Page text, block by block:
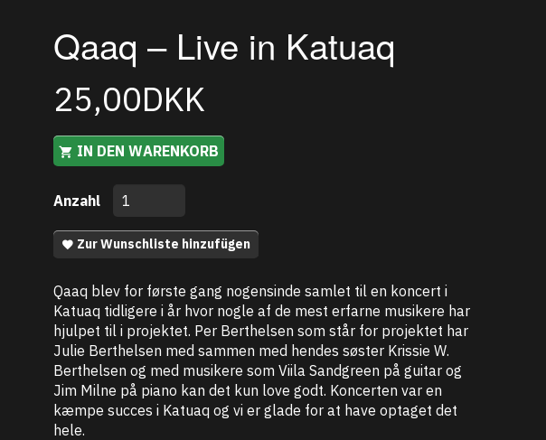
Qaaq – Live in Katuaq
25,00DKK
IN DEN WARENKORB
Anzahl
Zur Wunschliste hinzufügen
Qaaq blev for første gang nogensinde samlet til en koncert i
Katuaq tidligere i år hvor nogle af de mest erfarne musikere har
hjulpet til i projektet. Per Berthelsen som står for projektet har
Julie Berthelsen med sammen med hendes søster Krissie W.
Berthelsen og med musikere som Viila Sandgreen på guitar og
Jim Milne på piano kan det kun love godt. Koncerten var en
kæmpe succes i Katuaq og vi er glade for at have optaget det
hele.